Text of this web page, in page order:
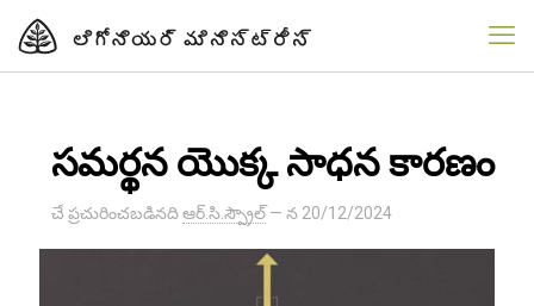
సమర్థన యొక్క సాధన కారణం
చే ప్రచురించబడినదిఆర్.సి.స్ప్రౌల్ — న 20/12/2024